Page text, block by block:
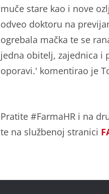
muče stare kao i nove
odveo doktoru na
ogrebala mačka te se
jedna obitelj, zajednica i
oporavi.' komentirao je
Pratite #FarmaHR i na
te na službenoj stranici